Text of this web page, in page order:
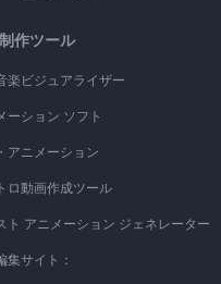
作ツール
楽ビジュアライザー
ーション ソフト
アニメーション
ロ動画作成ツール
ト アニメーション ジェネレーター
集サイト：